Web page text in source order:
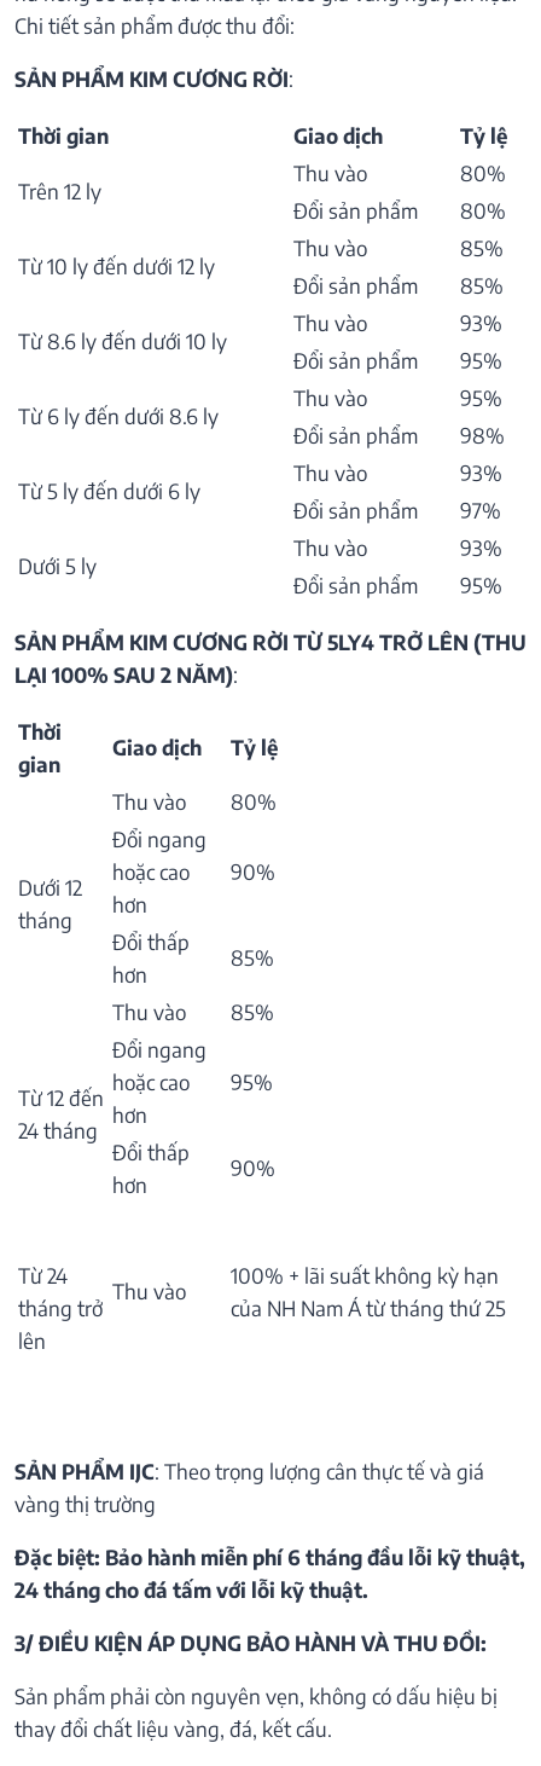
Chi tiết sản phẩm được thu đổi:
SẢN PHẨM KIM CƯƠNG RỜI:
Thời gian Giao dịch Tỷ lệ
Trên 12 ly
Thu vào
80%
Đổi sản phẩm
80%
Từ 10 ly đến dưới 12 ly
Thu vào
85%
Đổi sản phẩm
85%
Từ 8.6 ly đến dưới 10 ly
Thu vào
93%
Đổi sản phẩm
95%
Từ 6 ly đến dưới 8.6 ly
Thu vào
95%
Đổi sản phẩm
98%
Từ 5 ly đến dưới 6 ly
Thu vào
93%
Đổi sản phẩm
97%
Dưới 5 ly
Thu vào
93%
Đổi sản phẩm
95%
SẢN PHẨM KIM CƯƠNG RỜI TỪ 5LY4 TRỞ LÊN (THU
LẠI 100% SAU 2 NĂM):
Thời
gian
Giao dịch Tỷ lệ
Dưới 12
tháng
Thu vào
80%
Đổi ngang
hoặc cao
hơn
90%
Đổi thấp
hơn
85%
Từ 12 đến
24 tháng
Thu vào
85%
Đổi ngang
hoặc cao
hơn
95%
Đổi thấp
hơn
90%
Từ 24
tháng trở
lên
Thu vào
100% + lãi suất không kỳ hạn
của NH Nam Á từ tháng thứ 25
SẢN PHẨM IJC: Theo trọng lượng cân thực tế và giá
vàng thị trường
Đặc biệt: Bảo hành miễn phí 6 tháng đầu lỗi kỹ thuật,
24 tháng cho đá tấm với lỗi kỹ thuật.
3/ ĐIỀU KIỆN ÁP DỤNG BẢO HÀNH VÀ THU ĐỒI:
Sản phẩm phải còn nguyên vẹn, không có dấu hiệu bị
thay đổi chất liệu vàng, đá, kết cấu.